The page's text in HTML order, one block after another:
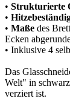
• Strukturierte
•
• Maße des
Ecken
• Inklusive 4
Das
Welt" in
verziert ist.